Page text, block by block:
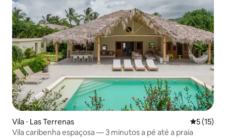
Vila ⋅ Las Terrenas 5 de uma
5 (15)
Vila caribenha espaçosa — 3 minutos a pé até a praia